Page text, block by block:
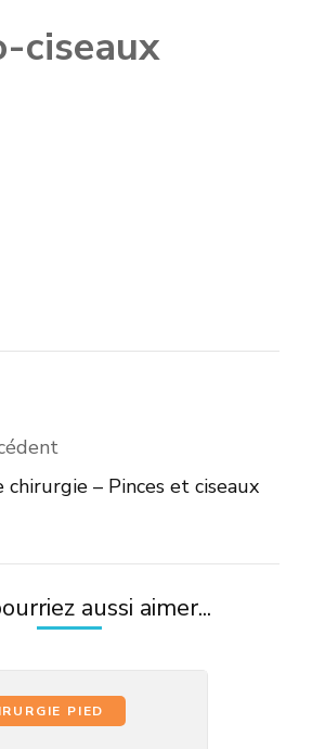
ciseaux
– Pinces et ciseaux
aussi aimer...
PIED